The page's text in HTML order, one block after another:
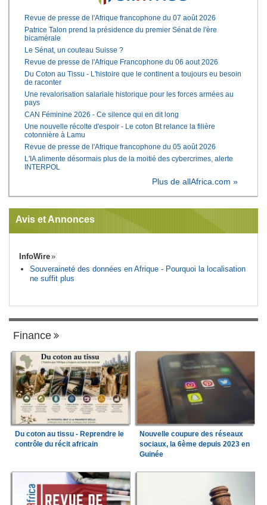
Revue de presse de l'Afrique francophone du 07 août 2026
Patrice Talon prend la présidence du premier Sénat de l'ère
bicamérale
Le Sénat, un couteau Suisse ?
Revue de presse de l'Afrique Francophone du 06 aout 2026
Du Coton au Tissu - L'histoire que le continent a toujours eu besoin
de raconter
Une revalorisation salariale historique pour les forces armées au
pays
CAN Féminine 2026 - Ce silence qui en dit long
Une nouvelle récolte d'espoir - Le coton Bt relance la filière
cotonnière à Lamu
Revue de presse de l'Afrique francophone du 05 août 2026
L'IA alimente désormais plus de la moitié des cybercrimes, alerte
INTERPOL
Plus de allAfrica.com »
Avis et Annonces
InfoWire
Souveraineté des données en Afrique - Pourquoi la localisation
ne suffit plus
Finance
Du coton au tissu - Reprendre le
contrôle du récit africain
Nouvelle coupure des réseaux
sociaux, la 6ème depuis 2023 en
Guinée